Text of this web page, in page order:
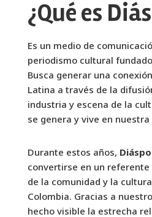
¿Qué es
Es un medio de
periodismo cultural
Busca generar una
Latina a través de la
industria y escena de la
se genera y vive en nuestra
Durante estos años,
convertirse en un
de la comunidad y la
Colombia. Gracias a
hecho visible la estrecha